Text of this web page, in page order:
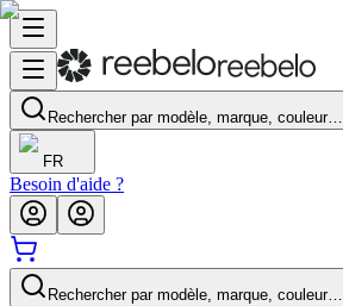
Rechercher par modèle, marque, couleur…
FR
Besoin d'aide ?
Rechercher par modèle, marque, couleur…